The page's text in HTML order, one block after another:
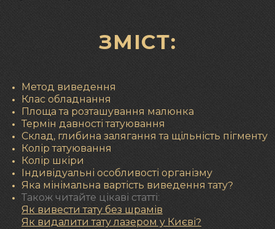
ЗМІСТ:
Метод виведення
Клас обладнання
Площа та розташування малюнка
Термін давності татуювання
Склад, глибина залягання та щільність пігменту
Колір татуювання
Колір шкіри
Індивідуальні особливості організму
Яка мінімальна вартість виведення тату?
Також читайте цікаві статті:
Як вивести тату без шрамів
Як видалити тату лазером у Києві?